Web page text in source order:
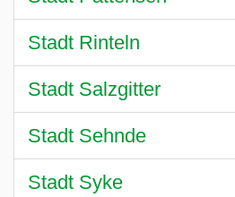
Stadt Rinteln
Stadt Salzgitter
Stadt Sehnde
Stadt Syke